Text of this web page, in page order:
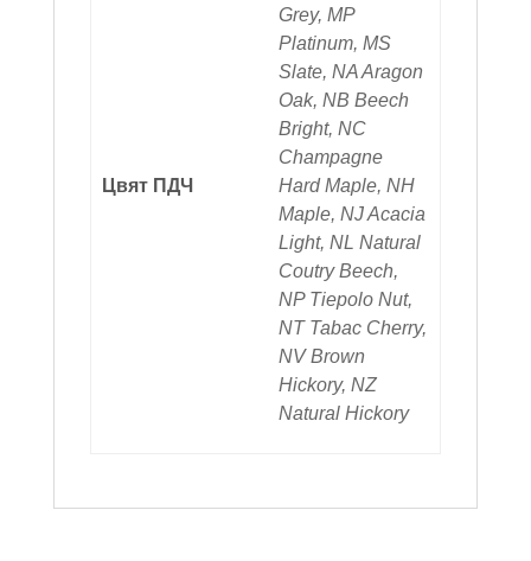
Цвят ПДЧ
Grey, MP
Platinum, MS
Slate, NA Aragon
Oak, NB Beech
Bright, NC
Champagne
Hard Maple, NH
Maple, NJ Acacia
Light, NL Natural
Coutry Beech,
NP Tiepolo Nut,
NT Tabac Cherry,
NV Brown
Hickory, NZ
Natural Hickory